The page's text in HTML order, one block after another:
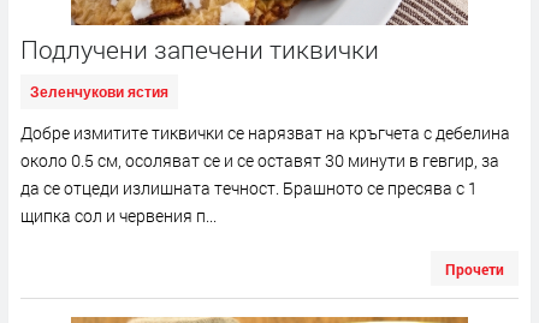
Подлучени запечени тиквички
Зеленчукови ястия
Добре измитите тиквички се нарязват на кръгчета с дебелина
около 0.5 см, осоляват се и се оставят 30 минути в гевгир, за
да се отцеди излишната течност. Брашното се пресява с 1
щипка сол и червения п...
Прочети